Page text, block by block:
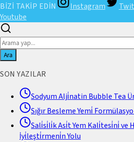
BİZİ TAKİP EDİN Instagram
Youtube
Ara
SON YAZILAR
Sodyum Alji̇natin Bubble Tea
Sığır Besleme Yemi̇
Sali̇si̇li̇k Asi̇t Yem Kali̇tesi̇ni̇ ve
İyi̇leşti̇rmeni̇n Yolu